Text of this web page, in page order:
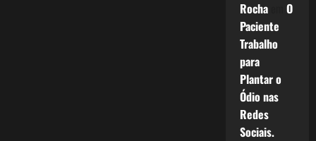
Rochaem O
Paciente
Trabalho
para
Plantar o
Ódio nas
Redes
Sociais.